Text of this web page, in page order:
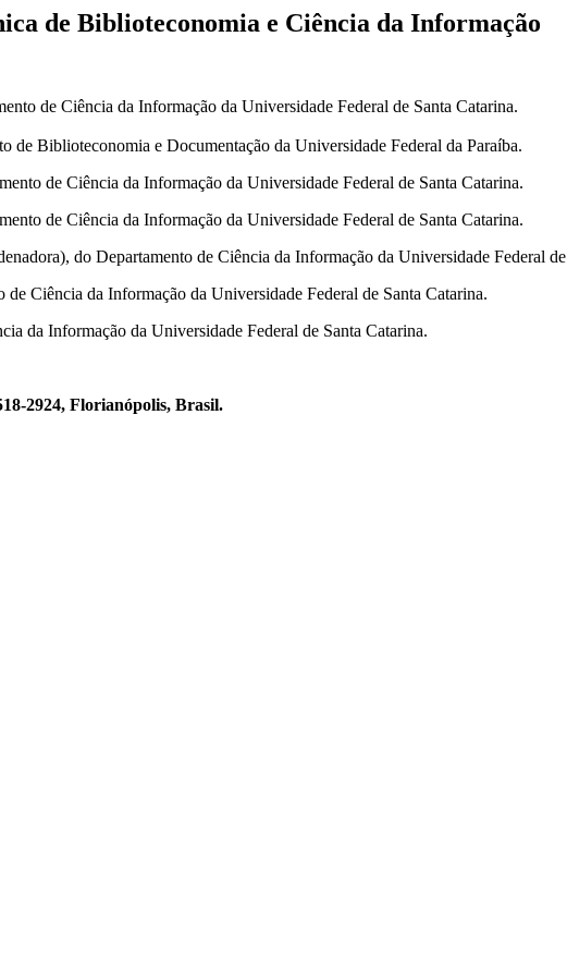
de Biblioteconomia e Ciência da Informação
de Ciência da Informação da Universidade Federal de Santa Catarina.
de Biblioteconomia e Documentação da Universidade Federal da Paraíba.
de Ciência da Informação da Universidade Federal de Santa Catarina.
de Ciência da Informação da Universidade Federal de Santa Catarina.
do Departamento de Ciência da Informação da Universidade Federal
de Ciência da Informação da Universidade Federal de Santa Catarina.
da Informação da Universidade Federal de Santa Catarina.
2924, Florianópolis, Brasil.